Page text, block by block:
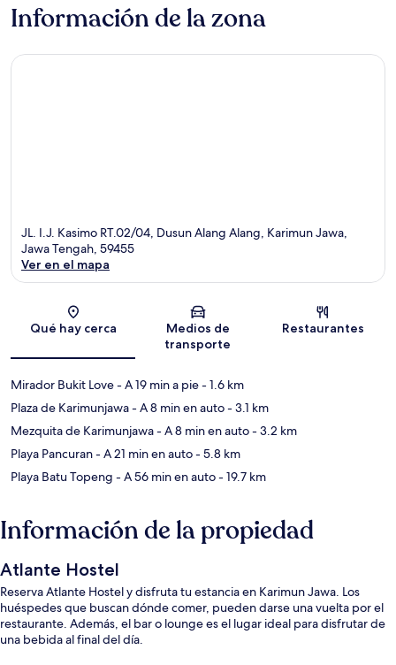
Información de la zona
JL. I.J. Kasimo RT.02/04, Dusun Alang Alang, Karimun Jawa,
Jawa Tengah, 59455
Ver en el mapa
Qué hay cerca
Medios de
transporte
Restaurantes
Mirador Bukit Love- A 19 min a pie- 1.6 km
Plaza de Karimunjawa- A 8 min en auto- 3.1 km
Mezquita de Karimunjawa- A 8 min en auto- 3.2 km
Playa Pancuran- A 21 min en auto- 5.8 km
Playa Batu Topeng - A 56 min en auto- 19.7 km
Información de la propiedad
Atlante Hostel
Reserva Atlante Hostel y disfruta tu estancia en Karimun Jawa. Los
huéspedes que buscan dónde comer, pueden darse una vuelta por el
restaurante. Además, el bar o lounge es el lugar ideal para disfrutar de
una bebida al final del día.